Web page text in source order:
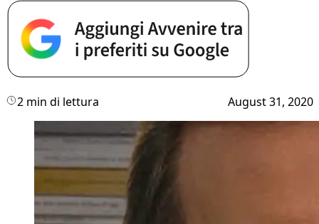
2 min di lettura August 31, 2020